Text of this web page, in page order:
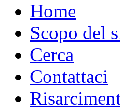
Home
Scopo del
Cerca
Contattaci